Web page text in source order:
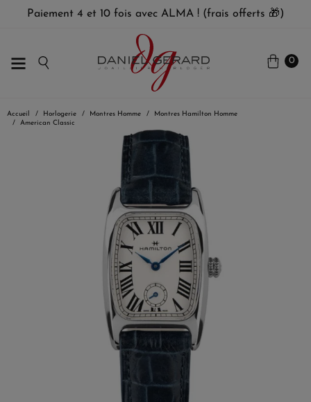
Paiement 4 et 10 fois avec ALMA ! (frais offerts 🎁)
0
Accueil Horlogerie Montres Homme
Montres Hamilton Homme
American Classic